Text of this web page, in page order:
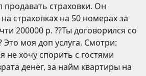
продавать страховки. Он
страховках на 50 номерах за
200000 р. ??Ты договорился со
Это моя доп услуга. Смотри:
не хочу спорить с гостями
денег, за найм квартиры на